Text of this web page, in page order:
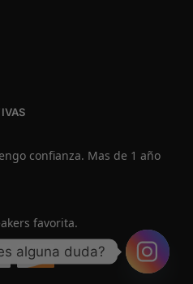
confianza. Mas de 1 año
favorita.
alguna duda?